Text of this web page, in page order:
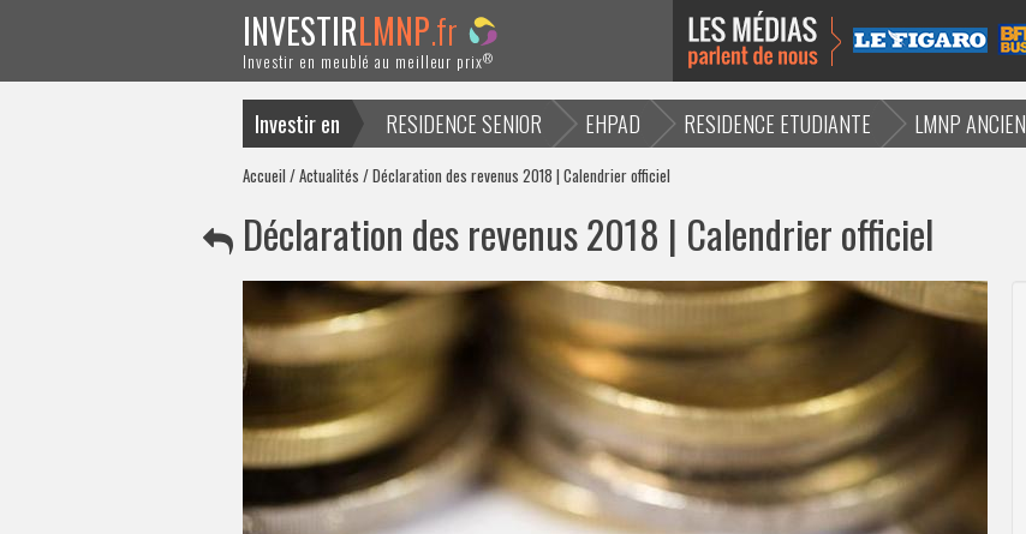
INVESTIRLMNP.fr
Investir en meublé au meilleur prix®
Investir en RESIDENCE SENIOR EHPAD RESIDENCE ETUDIANTE LMNP ANCIEN
ACTUALITES
Accueil /Actualités / Déclaration des revenus 2018 | Calendrier officiel
Déclaration des revenus 2018 | Calendrier officiel